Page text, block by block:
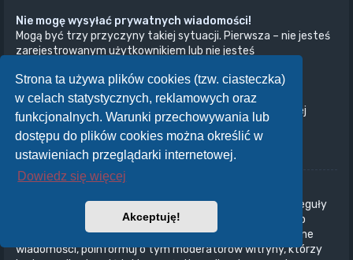
Strona ta używa plików cookies (tzw. ciasteczka)
w celach statystycznych, reklamowych oraz
funkcjonalnych. Warunki przechowywania lub
dostępu do plików cookies można określić w
ustawieniach przeglądarki internetowej.
Dowiedz się więcej
Akceptuję!
Nie mogę wysyłać prywatnych wiadomości!
Mogą być trzy przyczyny takiej sytuacji. Pierwsza – nie jesteś
zarejestrowanym użytkownikiem lub nie jesteś
wyłączył przesyłanie prywatnych wiadomości na całej
witrynie. Trzecia – administrator witryny uniemożliwił ci
przesyłanie prywatnych wiadomości. Aby uzyskać więcej
informacji, skontaktuj się z administratorem witryny.
Na górę
W panelu użytkownika możesz, określając odpowiednie reguły
ustawić automatyczne usuwanie wiadomości od danego
nadawcy. Jeżeli otrzymujesz od kogoś obraźliwe prywatne
wiadomości, poinformuj o tym moderatorów witryny, którzy